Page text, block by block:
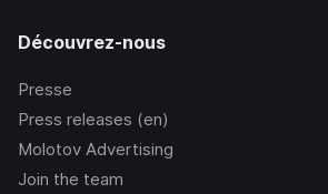
Découvrez-nous
Presse
Press releases (en)
Molotov Advertising
Join the team